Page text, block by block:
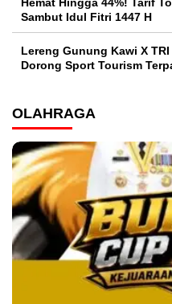
Hemat Hingga 44%! Tarif
Sambut Idul Fitri 1447 H
Lereng Gunung Kawi X
Dorong Sport Tourism
OLAHRAGA